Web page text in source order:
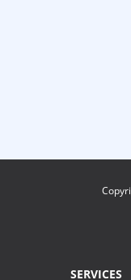
SERVICES